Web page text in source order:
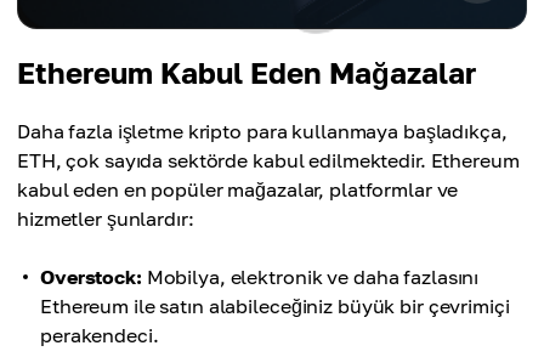
Ethereum Kabul Eden Mağazalar
Daha fazla işletme kripto para kullanmaya başladıkça,
ETH, çok sayıda sektörde kabul edilmektedir. Ethereum
kabul eden en popüler mağazalar, platformlar ve
hizmetler şunlardır:
Overstock: Mobilya, elektronik ve daha fazlasını
Ethereum ile satın alabileceğiniz büyük bir çevrimiçi
perakendeci.